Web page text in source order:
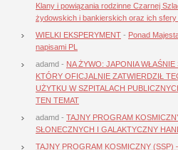
Klany i powiązania rodzinne Czarnej
żydowskich i bankierskich oraz ich
WIELKI EKSPERYMENT - Ponad
napisami PL
adamd - NA ŻYWO: JAPONIA WŁAŚNIE
KTÓRY OFICJALNIE ZATWIERDZIŁ
UŻYTKU W SZPITALACH
TEN TEMAT
adamd - TAJNY PROGRAM
SŁONECZNYCH I GALAKTYCZNY
TAJNY PROGRAM KOSMICZNY